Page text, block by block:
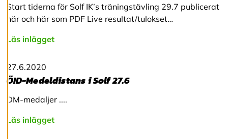
a
a
l
a
A
c
c
e
t
Start tiderna för Solf IK’s träningstävling 29.7 publicerat
här och här som PDF Live resultat/tulokset…
Läs inlägget
27.6.2020
ÖID-Medeldistans i Solf 27.6
DM-medaljer ....
Läs inlägget